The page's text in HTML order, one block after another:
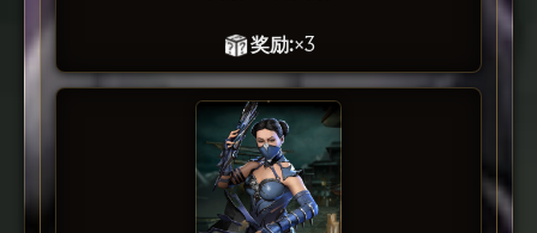
奖励:×3